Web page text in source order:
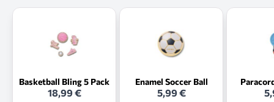
Basketball Bling 5 Pack
18,99 €
Enamel Soccer Ball
5,99 €